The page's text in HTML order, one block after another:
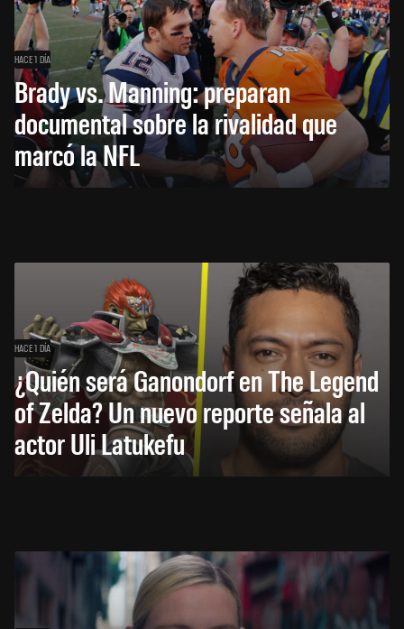
HACE 1 DÍA
Brady vs. Manning: preparan
documental sobre la rivalidad que
marcó la NFL
HACE 1 DÍA
¿Quién será Ganondorf en The Legend
of Zelda? Un nuevo reporte señala al
actor Uli Latukefu